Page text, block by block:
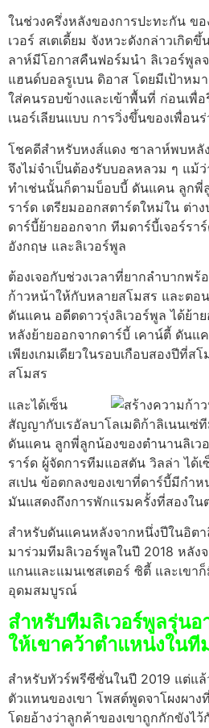
ในช่วงครึ่งหลังของการปะทะกัน ข
เวอร์ สเตเดี้ยม จังหวะดังกล่าวเกิ
ลาห์มีโอกาสคืนฟอร์มนํา ลิเวอร์พูล
แฮนด์บอลรูเบน ดิอาส โดยมีเป้าหม
ใส่คนรอบข้างและเข้าพื้นที่ ก่อนเพื่
เนอร์เลียนแบบ การวิ่งขึ้นของเพื่อน
โชคดีสําหรับหงส์แดง ซาลาห์พบหลั
จึงไม่จําเป็นต้องรับบอลหลวม ๆ แม้ว่
ทําเช่นนั้นก็ตามบ็อบบี้ ดันแคน ลูกพี่ลู
ราร์ด เตรียมออกสตาร์ตใหม่ใน ต่าง
ดาร์บี้ย้ายออกจาก ทีมดาร์บี้เจอร์ร
อังกฤษ และลิเวอร์พูล
ต้องเจอกับช่วงเวลาที่ยากลําบากพ
ก้าวหน้าให้กับหลายสโมสร และตอ
ดันแคน อดีตดาวรุ่งลิเวอร์พูล ได้ย้า
หลังย้ายออกจากดาร์บี้ เคาน์ตี้ ดันแ
เพียงเกมเดียวในรอบเกือบสองปีที่ส
สโมสร
และได้เซ็น
สัญญากับเรอัลบาโลเมดิก้าลิเนนเซ่
ดันแคน ลูกพี่ลูกน้องของตํานานลิเว
ราร์ด ผู้จัดการทีมแอสตัน วิลล่า ไ
สเปน ข้อตกลงของเขาที่ดาร์บี้มีกํา
มันแสดงถึงการพักแรมครั้งที่สองใน
สําหรับดันแคนหลังจากหนึ่งปีในอิตา
มาร่วมทีมลิเวอร์พูลในปี 2018 หลัง
แกนและแมนเชสเตอร์ ซิตี้ และเขา
อุดมสมบูรณ์
สําหรับทีมลิเวอร์พูลรุ่นอ
ให้เขาคว้าตําแหน่งใน
สําหรับทัวร์พรีซีซั่นในปี 2019 แต่แ
ตัวแทนของเขา โพสต์พูดจาโผงผา
โดยอ้างว่าลูกค้าของเขาถูกกักขังไว้